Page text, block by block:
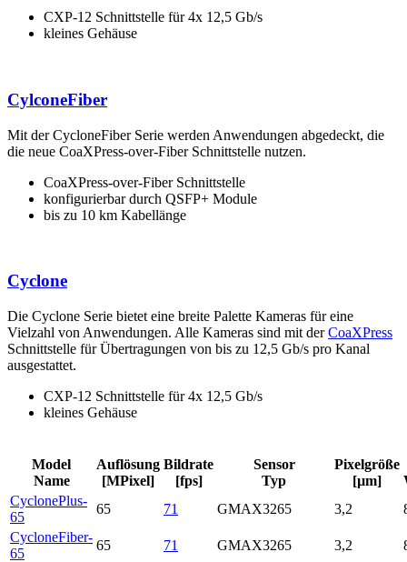
CXP-12 Schnittstelle für 4x 12,5 Gb/s
kleines Gehäuse
CylconeFiber
Mit der CycloneFiber Serie werden Anwendungen abgedeckt, die
die neue CoaXPress-over-Fiber Schnittstelle nutzen.
CoaXPress-over-Fiber Schnittstelle
konfigurierbar durch QSFP+ Module
bis zu 10 km Kabellänge
Cyclone
Die Cyclone Serie bietet eine breite Palette Kameras für eine
Vielzahl von Anwendungen. Alle Kameras sind mit derCoaXPress
Schnittstelle für Übertragungen von bis zu 12,5 Gb/s pro Kanal
ausgestattet.
CXP-12 Schnittstelle für 4x 12,5 Gb/s
kleines Gehäuse
Model
Name
Auflösung
[MPixel]
Bildrate
[fps]
Sensor
Typ
Pixelgröße
[µm]
CyclonePlus-
65
65 71 GMAX3265 3,2
CycloneFiber-
65
65 71 GMAX3265 3,2